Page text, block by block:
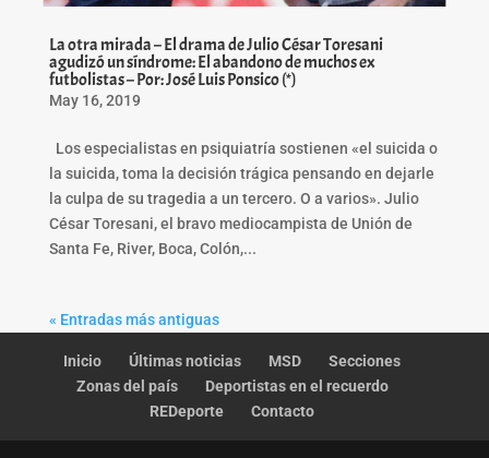
La otra mirada – El drama de Julio César Toresani
agudizó un síndrome: El abandono de muchos ex
futbolistas – Por: José Luis Ponsico (*)
May 16, 2019
Los especialistas en psiquiatría sostienen «el suicida o
la suicida, toma la decisión trágica pensando en dejarle
la culpa de su tragedia a un tercero. O a varios». Julio
César Toresani, el bravo mediocampista de Unión de
Santa Fe, River, Boca, Colón,...
« Entradas más antiguas
Inicio Últimas noticias MSD
Secciones
Zonas del país
Deportistas en el recuerdo
REDeporte
Contacto